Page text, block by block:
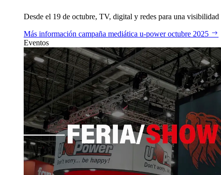
Desde el 19 de octubre, TV, digital y redes para una
Más información campaña mediática u‑power octubre 2025
Eventos